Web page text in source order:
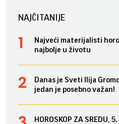
NAJČITANIJE
Najveći materijalisti
najbolje u životu
Danas je Sveti Ilija
jedan je posebno važan!
HOROSKOP ZA SREDU,